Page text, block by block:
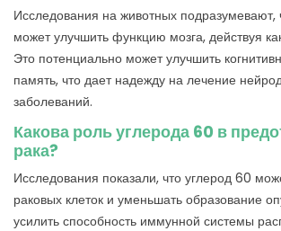
Исследования на животных подразумевают,
может улучшить функцию мозга, действуя
Это потенциально может улучшить
память, что дает надежду на лечение
заболеваний.
Какова роль углерода 60 в
рака?
Исследования показали, что углерод 60
раковых клеток и уменьшать образование
усилить способность иммунной системы